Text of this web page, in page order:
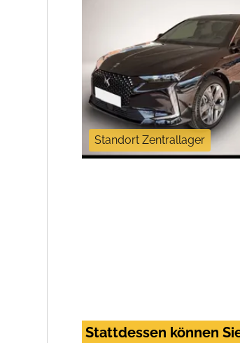
Standort Zentrallager
Stattdessen können